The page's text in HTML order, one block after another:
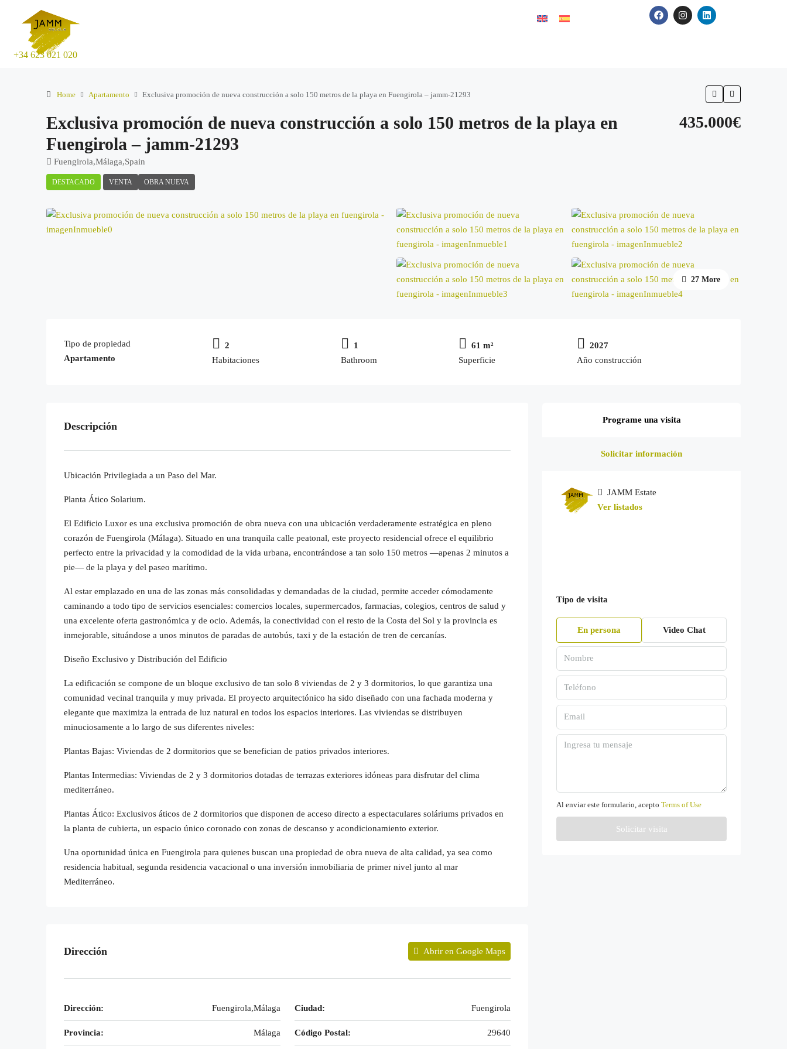
+34 623 021 020
Home Apartamento Exclusiva promoción de nueva construcción a solo 150 metros de la playa en Fuengirola – jamm-21293
Exclusiva promoción de nueva construcción a solo 150 metros de la playa en
Fuengirola – jamm-21293
Fuengirola,Málaga,Spain
DESTACADO VENTA OBRA NUEVA
435.000€
27 More
Tipo de propiedad
Apartamento
2
Habitaciones
1
Bathroom
61 m²
Superficie
2027
Año construcción
Descripción
Ubicación Privilegiada a un Paso del Mar.
Planta Ático Solarium.
El Edificio Luxor es una exclusiva promoción de obra nueva con una ubicación verdaderamente estratégica en pleno
corazón de Fuengirola (Málaga). Situado en una tranquila calle peatonal, este proyecto residencial ofrece el equilibrio
perfecto entre la privacidad y la comodidad de la vida urbana, encontrándose a tan solo 150 metros —apenas 2 minutos a
pie— de la playa y del paseo marítimo.
Al estar emplazado en una de las zonas más consolidadas y demandadas de la ciudad, permite acceder cómodamente
caminando a todo tipo de servicios esenciales: comercios locales, supermercados, farmacias, colegios, centros de salud y
una excelente oferta gastronómica y de ocio. Además, la conectividad con el resto de la Costa del Sol y la provincia es
inmejorable, situándose a unos minutos de paradas de autobús, taxi y de la estación de tren de cercanías.
Diseño Exclusivo y Distribución del Edificio
La edificación se compone de un bloque exclusivo de tan solo 8 viviendas de 2 y 3 dormitorios, lo que garantiza una
comunidad vecinal tranquila y muy privada. El proyecto arquitectónico ha sido diseñado con una fachada moderna y
elegante que maximiza la entrada de luz natural en todos los espacios interiores. Las viviendas se distribuyen
minuciosamente a lo largo de sus diferentes niveles:
Plantas Bajas: Viviendas de 2 dormitorios que se benefician de patios privados interiores.
Plantas Intermedias: Viviendas de 2 y 3 dormitorios dotadas de terrazas exteriores idóneas para disfrutar del clima
mediterráneo.
Plantas Ático: Exclusivos áticos de 2 dormitorios que disponen de acceso directo a espectaculares soláriums privados en
la planta de cubierta, un espacio único coronado con zonas de descanso y acondicionamiento exterior.
Una oportunidad única en Fuengirola para quienes buscan una propiedad de obra nueva de alta calidad, ya sea como
residencia habitual, segunda residencia vacacional o una inversión inmobiliaria de primer nivel junto al mar
Mediterráneo.
Dirección Abrir en Google Maps
Dirección: Fuengirola,Málaga Ciudad: Fuengirola
Provincia: Málaga Código Postal: 29640
Programe una visita
Solicitar información
JAMM Estate
Ver listados
Tipo de visita
En persona Video Chat
Al enviar este formulario, acepto Terms of Use
Solicitar visita